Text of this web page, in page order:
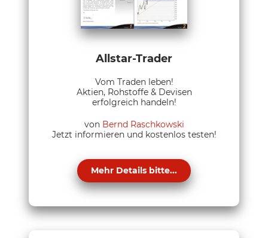
Allstar-Trader
Vom Traden leben!
Aktien, Rohstoffe & Devisen
erfolgreich handeln!
von Bernd Raschkowski
Jetzt informieren und kostenlos testen!
Mehr Details bitte...